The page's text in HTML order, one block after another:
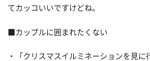
てカッコいいですけどね。
■カップルに囲まれたくない
・「クリスマスイルミネーションを見に